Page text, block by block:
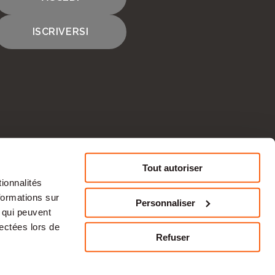
sur
peuvent
lors de
Tout autoriser
Personnaliser
Refuser
ISCRIVERSI
CONTATTACI